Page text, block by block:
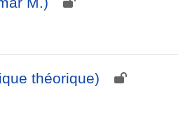
théorique)